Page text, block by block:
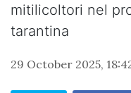
mitilicoltori nel
tarantina
29 October 2025,